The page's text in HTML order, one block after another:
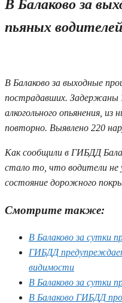
В Балаково за
пьяных водителей
В Балаково за выходные
пострадавших. Задержаны
алкогольного опьянения, из
повторно. Выявлено 220
Как сообщили в ГИБДД
стало то, что водители не
состояние дорожного
Смотрите также:
В Балаково за сутки
ГИБДД
видимости
В Балаково за сутки
В Балаково ГИБДД